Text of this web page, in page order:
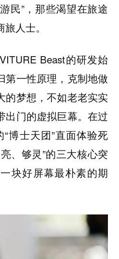
民”，那些渴望在旅途
人士。
Beast的研发始
第一性原理，克制地做
的梦想，不如老老实实
出门的虚拟巨幕。在过
博士天团”直面体验死
、够灵”的三大核心突
块好屏幕最朴素的期